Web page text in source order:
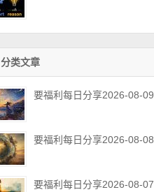
分类文章
要福利每日分享2026-08-09
要福利每日分享2026-08-08
要福利每日分享2026-08-07